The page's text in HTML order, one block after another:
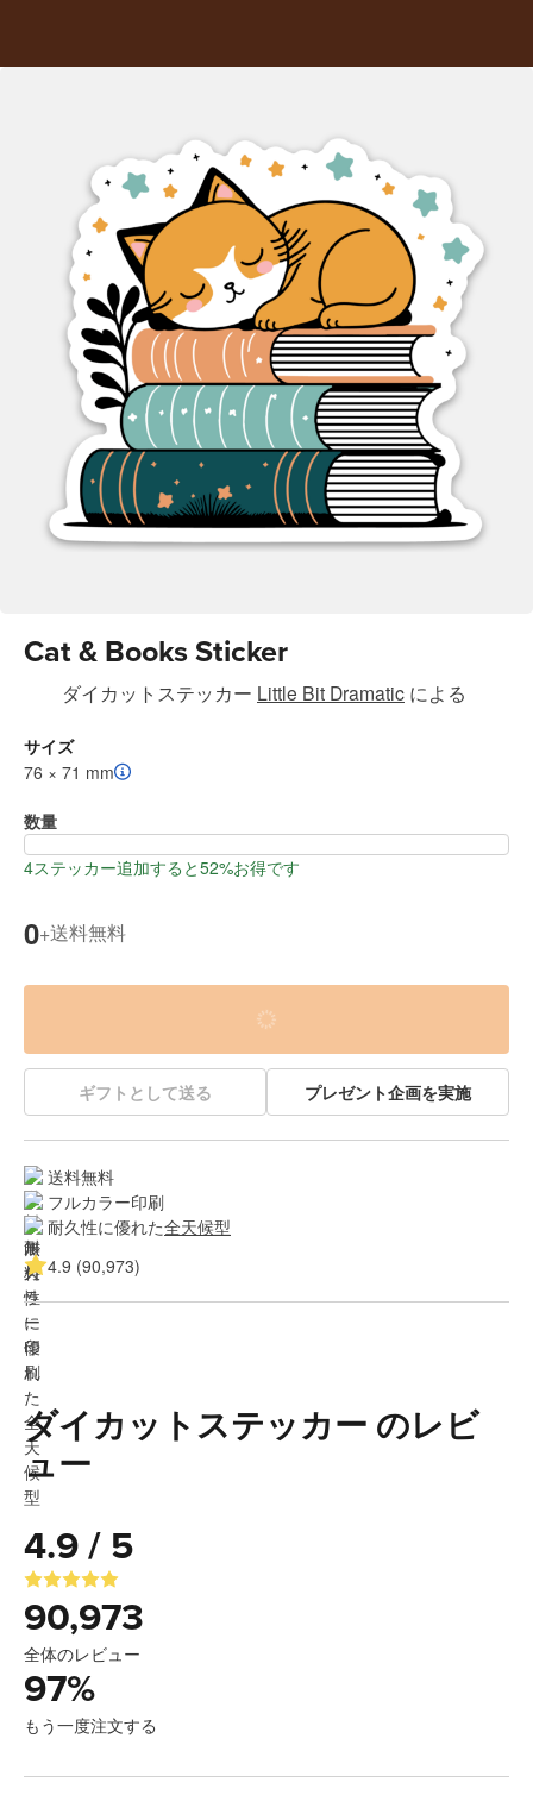
Cat & Books Sticker
ダイカットステッカー Little Bit Dramatic による
サイズ
76 × 71 mm
数量
4ステッカー追加すると52%お得です
0+送料無料
ギフトとして送る プレゼント企画を実施
送料無料
フルカラー印刷
耐久性に優れた全天候型
4.9 (90,973)
ダイカットステッカー のレビ
ュー
4.9 / 5
90,973
全体のレビュー
97%
もう一度注文する